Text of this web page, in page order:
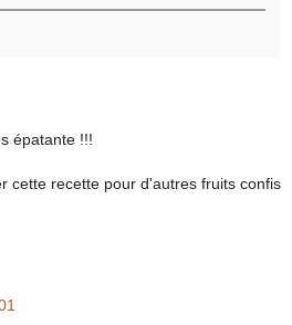
épatante !!!
cette recette pour d'autres fruits confis